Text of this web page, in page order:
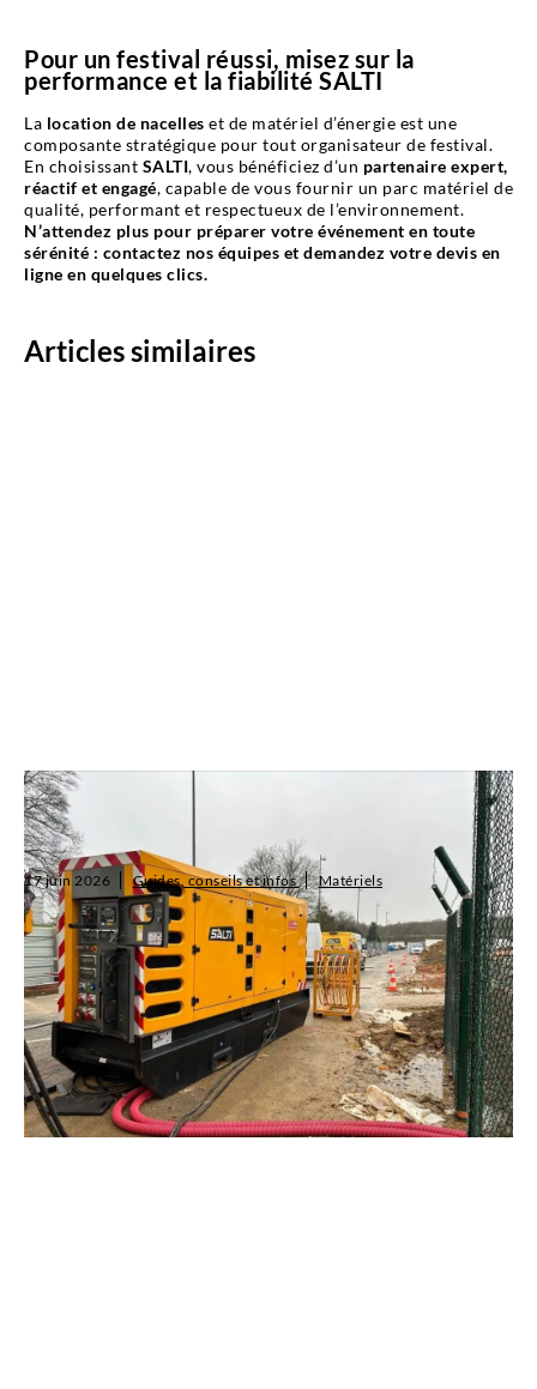
Pour un festival réussi, misez sur la
performance et la fiabilité SALTI
La location de nacelles et de matériel d’énergie est une
composante stratégique pour tout organisateur de festival.
En choisissant SALTI, vous bénéficiez d’un partenaire expert,
réactif et engagé, capable de vous fournir un parc matériel de
qualité, performant et respectueux de l’environnement.
N’attendez plus pour préparer votre événement en toute
sérénité : contactez nos équipes et demandez votre devis en
ligne en quelques clics.
Articles similaires
Quelle puissance de groupe électrogène choisir
pour votre chantier (de 20 à 700 kVA) ?
17 juin 2026 Guides, conseils et infos Matériels
Choisir la bonne puissance de groupe électrogène, c'est éviter les
pannes, les surcoûts et les retards. Ce guide vous accompagne :
méthode de calcul, correspondance puissance/type de chantier,
critère...
Lire l'article